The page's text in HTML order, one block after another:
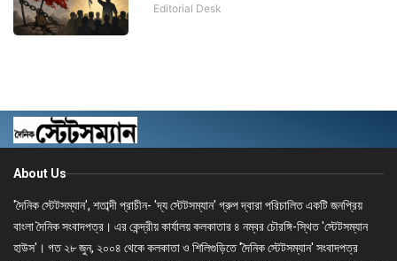
Editorial Desk
About Us
'দৈনিক স্টেটসম্যান', শতাব্দী প্রাচীন- 'দ্য স্টেটসম্যান' গ্রুপ দ্বারা পরিচালিত একটি জনপ্রিয়
বাংলা দৈনিক সংবাদপত্র। এর কেন্দ্রীয় কার্যালয় কলকাতার ৪ নম্বর চৌরঙ্গি-স্থিত 'স্টেটসম্যান
হাউস'। গত ২৮ জুন, ২০০৪ থেকে কলকাতা ও শিলিগুড়িতে 'দৈনিক স্টেটসম্যান' সংবাদপত্র